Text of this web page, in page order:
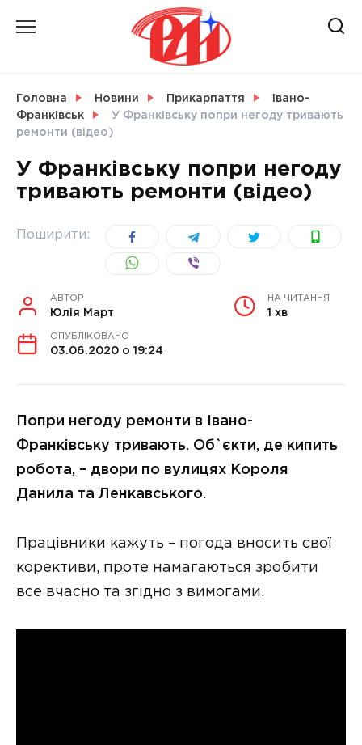
СВІТ
Головна Новини Прикарпаття
Івано-
Франківськ
У Франківську попри негоду тривають
ремонти (відео)
У Франківську попри негоду
тривають ремонти (відео)
Поширити:
АВТОР
Юлія Март
НА ЧИТАННЯ
1 хв
ОПУБЛІКОВАНО
03.06.2020 о 19:24
Попри негоду ремонти в Івано-
Франківську тривають. Об`єкти, де кипить
робота, – двори по вулицях Короля
Данила та Ленкавського.
Працівники кажуть – погода вносить свої
корективи, проте намагаються зробити
все вчасно та згідно з вимогами.